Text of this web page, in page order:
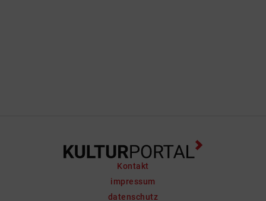
Kontakt
impressum
datenschutz